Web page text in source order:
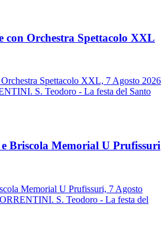
con Orchestra Spettacolo XXL
Spettacolo XXL, 7 Agosto 2026
S. Teodoro - La festa del Santo
e Briscola Memorial U Prufissuri
Memorial U Prufissuri, 7 Agosto
S. Teodoro - La festa del